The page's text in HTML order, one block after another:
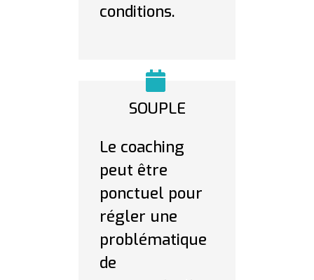
conditions.
SOUPLE
Le coaching
peut être
ponctuel pour
régler une
problématique
de